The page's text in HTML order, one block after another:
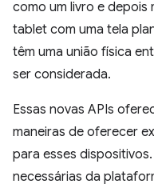
como um livro e depois
tablet com uma tela
têm uma união física
ser considerada.
Essas novas APIs
maneiras de oferecer
para esses
necessárias da